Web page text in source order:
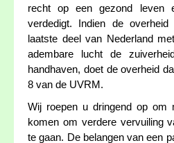
recht op een gezond leven
verdedigt. Indien de
laatste deel van Nederland
adembare lucht de
handhaven, doet de overheid
8 van de UVRM.
Wij roepen u dringend op om
komen om verdere vervuiling
te gaan. De belangen van een